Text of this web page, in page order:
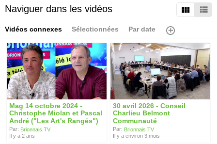
Naviguer dans les vidéos
Vidéos connexes Sélectionnées Par date
Mag 14 octobre 2024 -
Christophe Miolan et Pascal
André ("Les Art's Rangés")
Par: Brionnais TV
Il y a 2 ans
30 avril 2026 - Conseil
Charlieu Belmont
Communauté
Par: Brionnais TV
Il y a environ 3 mois